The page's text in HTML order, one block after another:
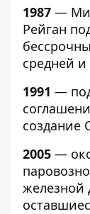
1987 —
Рейган
средней
1991 —
создание
2005 —
железной